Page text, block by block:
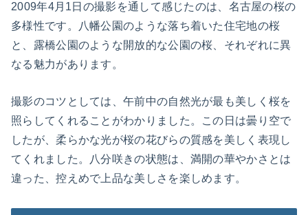
2009年4月1日の撮影を通して感じたのは、名古屋の桜の
多様性です。八幡公園のような落ち着いた住宅地の桜
と、露橋公園のような開放的な公園の桜、それぞれに異
なる魅力があります。
撮影のコツとしては、午前中の自然光が最も美しく桜を
照らしてくれることがわかりました。この日は曇り空で
したが、柔らかな光が桜の花びらの質感を美しく表現し
てくれました。八分咲きの状態は、満開の華やかさとは
違った、控えめで上品な美しさを楽しめます。